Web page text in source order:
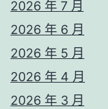
2026 年 7 月
2026 年 6 月
2026 年 5 月
2026 年 4 月
2026 年 3 月